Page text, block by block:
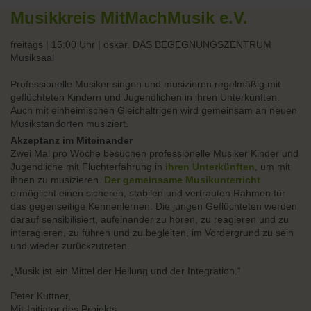
Musikkreis MitMachMusik e.V.
freitags | 15:00 Uhr | oskar. DAS BEGEGNUNGSZENTRUM
Musiksaal
Professionelle Musiker singen und musizieren regelmäßig mit
geflüchteten Kindern und Jugendlichen in ihren Unterkünften.
Auch mit einheimischen Gleichaltrigen wird gemeinsam an neuen
Musikstandorten musiziert.
Akzeptanz im Miteinander
Zwei Mal pro Woche besuchen professionelle Musiker Kinder und
Jugendliche mit Fluchterfahrung in ihren Unterkünften , um mit
ihnen zu musizieren. Der gemeinsame Musikunterricht
ermöglicht einen sicheren, stabilen und vertrauten Rahmen für
das gegenseitige Kennenlernen. Die jungen Geflüchteten werden
darauf sensibilisiert, aufeinander zu hören, zu reagieren und zu
interagieren, zu führen und zu begleiten, im Vordergrund zu sein
und wieder zurückzutreten.
„Musik ist ein Mittel der Heilung und der Integration.“
Peter Kuttner,